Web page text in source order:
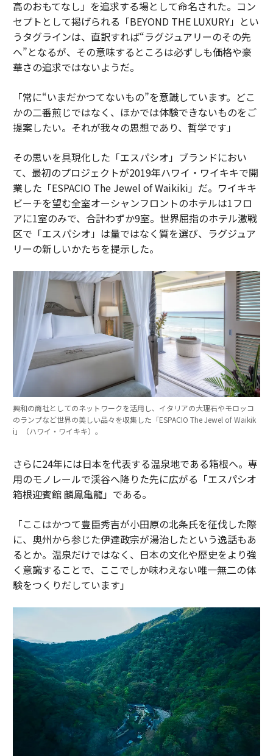
高のおもてなし」を追求する場として命名された。コン
セプトとして掲げられる「BEYOND THE LUXURY」とい
うタグラインは、直訳すれば“ラグジュアリーのその先
へ”となるが、その意味するところは必ずしも価格や豪
華さの追求ではないようだ。
「常に“いまだかつてないもの”を意識しています。どこ
かの二番煎じではなく、ほかでは体験できないものをご
提案したい。それが我々の思想であり、哲学です」
その思いを具現化した「エスパシオ」ブランドにおい
て、最初のプロジェクトが2019年ハワイ・ワイキキで開
業した「ESPACIO The Jewel of Waikiki」だ。ワイキキ
ビーチを望む全室オーシャンフロントのホテルは1フロ
アに1室のみで、合計わずか9室。世界屈指のホテル激戦
区で「エスパシオ」は量ではなく質を選び、ラグジュア
リーの新しいかたちを提示した。
興和の商社としてのネットワークを活用し、イタリアの大理石やモロッコ
のランプなど世界の美しい品々を収集した「ESPACIO The Jewel of Waikik
i」（ハワイ・ワイキキ）。
さらに24年には日本を代表する温泉地である箱根へ。専
用のモノレールで渓谷へ降りた先に広がる「エスパシオ
箱根迎賓館 麟鳳亀龍」である。
「ここはかつて豊臣秀吉が小田原の北条氏を征伐した際
に、奥州から参じた伊達政宗が湯治したという逸話もあ
るとか。温泉だけではなく、日本の文化や歴史をより強
く意識することで、ここでしか味わえない唯一無二の体
験をつくりだしています」